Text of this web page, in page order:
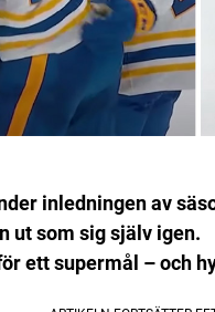
inledningen av
ut som sig själv igen.
ett supermål – och